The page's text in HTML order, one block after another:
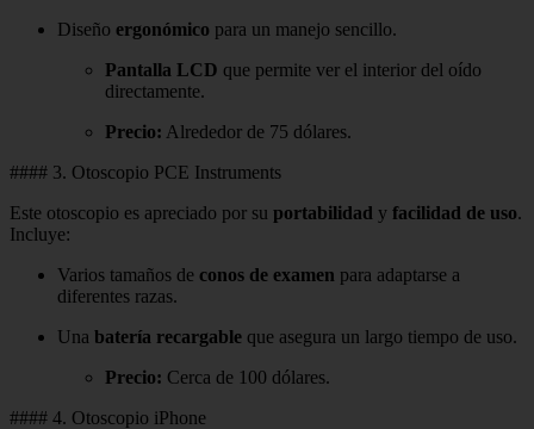
Diseño ergonómico para un manejo sencillo.
Pantalla LCD que permite ver el interior del oído
directamente.
Precio: Alrededor de 75 dólares.
#### 3. Otoscopio PCE Instruments
Este otoscopio es apreciado por su portabilidad y facilidad de uso.
Incluye:
Varios tamaños de conos de examen para adaptarse a
diferentes razas.
Una batería recargable que asegura un largo tiempo de uso.
Precio: Cerca de 100 dólares.
#### 4. Otoscopio iPhone